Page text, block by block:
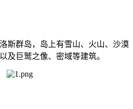
斯群岛，岛上有雪山、火山、沙漠
及巨鹫之像、密域等建筑。